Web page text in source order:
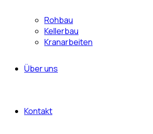
Rohbau
Kellerbau
Kranarbeiten
Über uns
Kontakt